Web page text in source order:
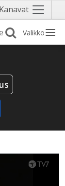
Kanavat Näytä
valikko
Valikko